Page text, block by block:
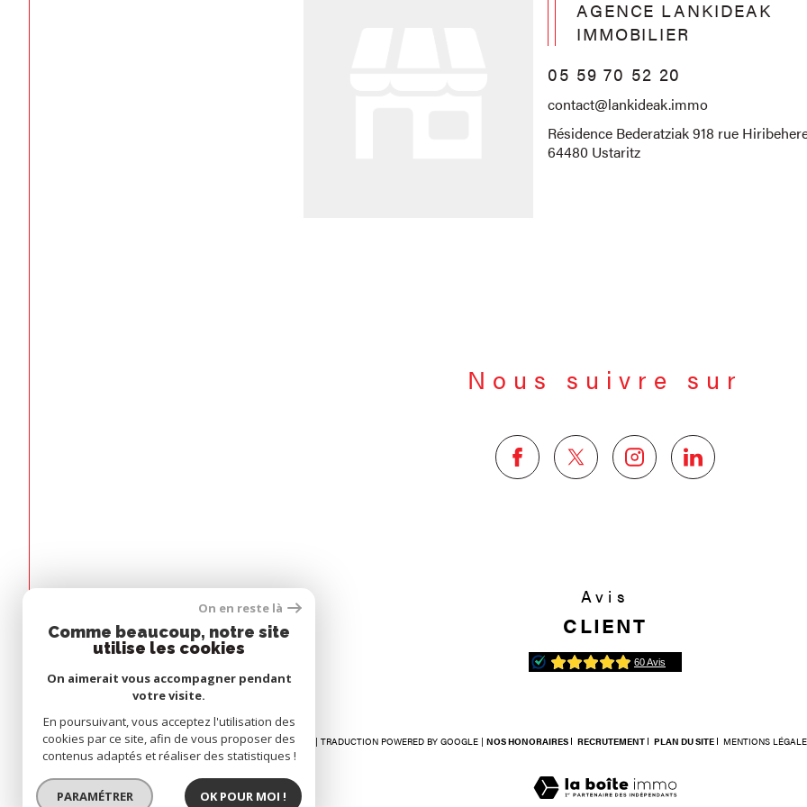
AGENCE LANKIDEAK
IMMOBILIER
05 59 70 52 20
contact@lankideak.immo
Résidence Bederatziak 918 rue
64480 Ustaritz
Nous suivre sur
Espace
PROPRIÉTAIRE
Avis
CLIENT
© 2026 | TOUS DROITS RÉSERVÉS | TRADUCTION POWERED BY GOOGLE | NOS HONORAIRES RECRUTEMENT PLAN DU SITE MENTIONS
On en reste là
Comme beaucoup, notre site
utilise les cookies
On aimerait vous accompagner pendant
votre visite.
En poursuivant, vous acceptez l'utilisation des
cookies par ce site, afin de vous proposer des
contenus adaptés et réaliser des statistiques !
PARAMÉTRER OK POUR MOI !